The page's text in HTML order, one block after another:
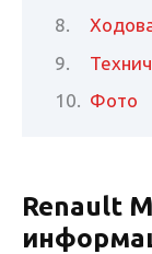
Фото
Renault